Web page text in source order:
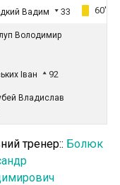
Вадим 33 60'
Володимир
Іван 92
Владислав
тренер:: Болюк